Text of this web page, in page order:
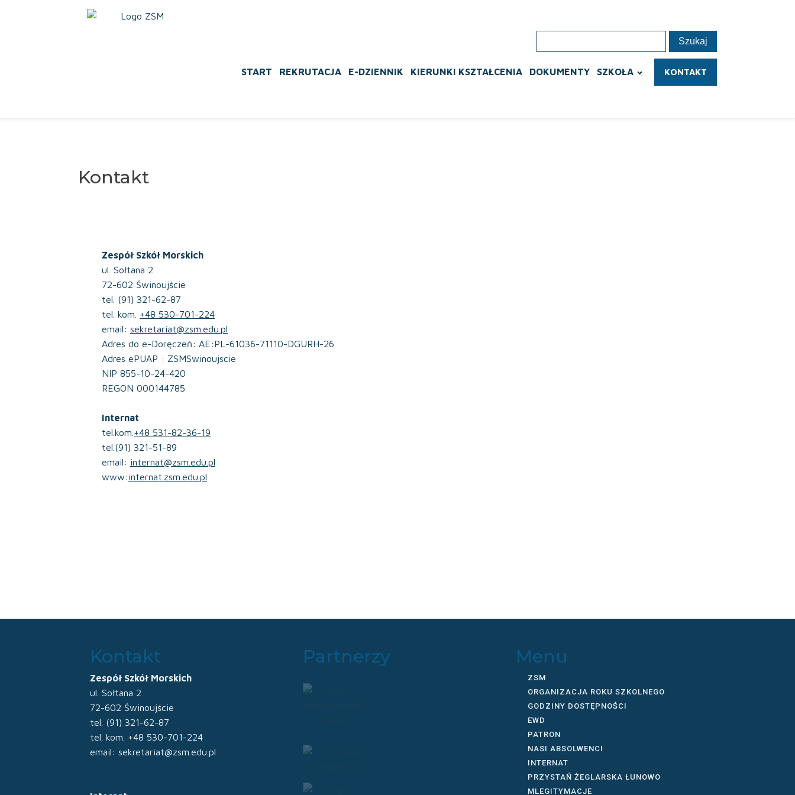
START REKRUTACJA E-DZIENNIK KIERUNKI KSZTAŁCENIA DOKUMENTY SZKOŁA KONTAKT
Kontakt
Zespół Szkół Morskich
ul. Sołtana 2
72-602 Świnoujście
tel. (91) 321-62-87
tel. kom. +48 530-701-224
email: sekretariat@zsm.edu.pl
Adres do e-Doręczeń: AE:PL-61036-71110-DGURH-26
Adres ePUAP : ZSMSwinoujscie
NIP 855-10-24-420
REGON 000144785
Internat
tel.kom. +48 531-82-36-19
tel.(91) 321-51-89
email: internat@zsm.edu.pl
www:internat.zsm.edu.pl
Kontakt
Zespół Szkół Morskich
ul. Sołtana 2
72-602 Świnoujście
tel. (91) 321-62-87
tel. kom. +48 530-701-224
email: sekretariat@zsm.edu.pl
Partnerzy Menu
ZSM
ORGANIZACJA ROKU SZKOLNEGO
GODZINY DOSTĘPNOŚCI
EWD
PATRON
NASI ABSOLWENCI
INTERNAT
PRZYSTAŃ ŻEGLARSKA ŁUNOWO
MLEGITYMACJE